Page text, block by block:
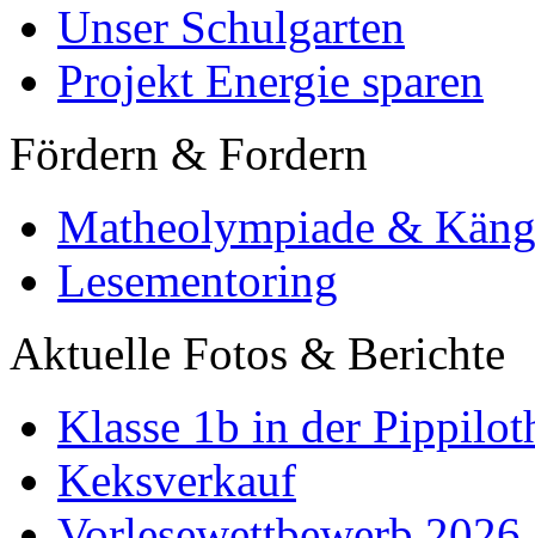
Unser Schulgarten
Projekt Energie sparen
Fördern & Fordern
Matheolympiade &
Lesementoring
Aktuelle Fotos & Berichte
Klasse 1b in der
Keksverkauf